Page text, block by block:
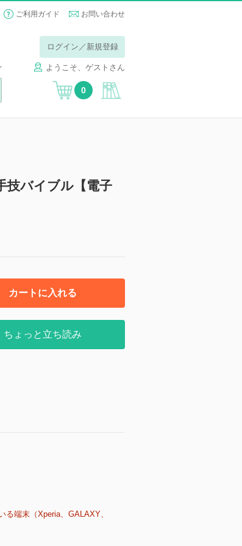
ご利用ガイド お問い合わせ
ログイン／新規登録
ようこそ、ゲストさん
0
技バイブル【電子
カートに入れる
ちょっと立ち読み
端末（Xperia、GALAXY、